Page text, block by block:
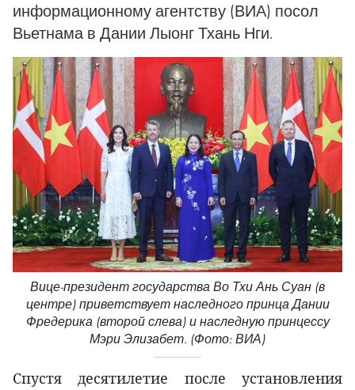
информационному агентству (ВИА) посол
Вьетнама в Дании Лыонг Тхань Нги.
Вице-президент государства Во Тхи Ань Суан (в
центре) приветствует наследного принца Дании
Фредерика (второй слева) и наследную принцессу
Мэри Элизабет. (Фото: ВИА)
Спустя десятилетие после установления